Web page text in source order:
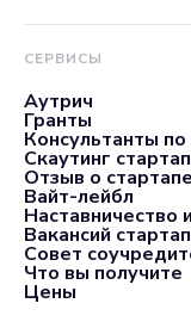
СЕРВИСЫ
Аутрич
Гранты
Консультанты
Скаутинг
Отзыв о стартапе
Вайт-лейбл
Наставничество
Вакансий
Совет
Что вы получите
Цены